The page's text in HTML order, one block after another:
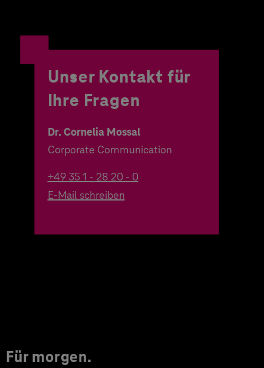
Unser Kontakt für
Ihre Fragen
Dr. Cornelia Mossal
Corporate Communication
+49 35 1 - 28 20 - 0
E-Mail schreiben
Für morgen.